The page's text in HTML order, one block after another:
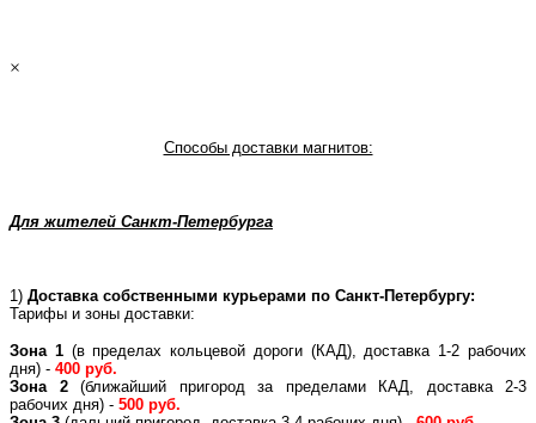
×
Способы доставки магнитов:
Для жителей Санкт-Петербурга
1) Доставка собственными курьерами по Санкт-Петербургу:
Тарифы и зоны доставки:
Зона 1(в пределах кольцевой дороги (КАД), доставка 1-2 рабочих
дня) - 400 руб.
Зона 2(ближайший пригород за пределами КАД, доставка 2-3
рабочих дня) - 500 руб.